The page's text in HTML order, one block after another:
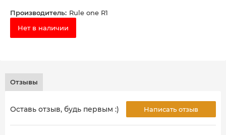
Производитель: Rule one R1
Нет в наличии
Отзывы
Оставь отзыв, будь первым :) Написать отзыв